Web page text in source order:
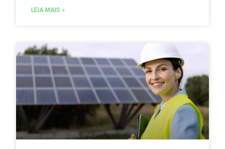
traz um esclarecimento relevante para
LEIA MAIS »